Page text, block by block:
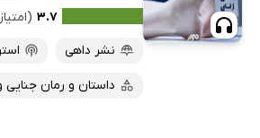
۳.۷ (امتیاز ۵۰ نفر)
نشر داهی
داستان و رمان